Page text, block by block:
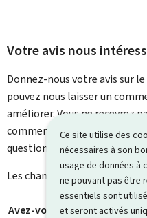
Ce site utilise des
nécessaires à son
usage de données à
ne pouvant pas être
essentiels sont
et seront activés
Votre avis nous
Donnez-nous votre avis sur
pouvez nous laisser un
améliorer. Vous ne recevrez
commentaire. Utilisez le
question particulière.
Les champs marqués d’une
Avez-vous trouvé ce que